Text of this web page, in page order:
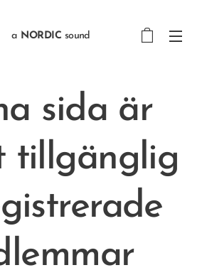
a NORDIC sound
sida är
tillgänglig